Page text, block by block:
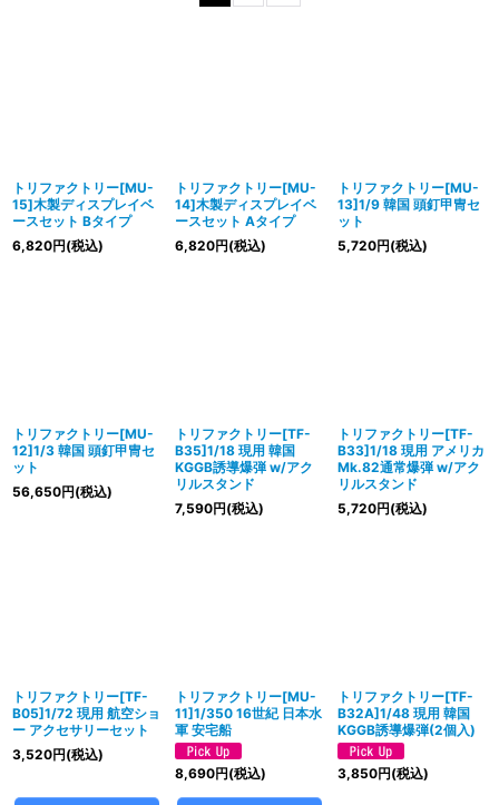
トリファクトリー[MU-
15]木製ディスプレイベ
ースセット Bタイプ
6,820円(税込)
トリファクトリー[MU-
14]木製ディスプレイベ
ースセット Aタイプ
6,820円(税込)
トリファクトリー[MU-
13]1/9 韓国 頭釘甲冑セ
ット
5,720円(税込)
トリファクトリー[MU-
12]1/3 韓国 頭釘甲冑セ
ット
56,650円(税込)
トリファクトリー[TF-
B35]1/18 現用 韓国
KGGB誘導爆弾 w/アク
リルスタンド
7,590円(税込)
トリファクトリー[TF-
B33]1/18 現用 アメリカ
Mk.82通常爆弾 w/アク
リルスタンド
5,720円(税込)
トリファクトリー[TF-
B05]1/72 現用 航空ショ
ー アクセサリーセット
3,520円(税込)
トリファクトリー[MU-
11]1/350 16世紀 日本水
軍 安宅船
8,690円(税込)
トリファクトリー[TF-
B32A]1/48 現用 韓国
KGGB誘導爆弾(2個入)
3,850円(税込)